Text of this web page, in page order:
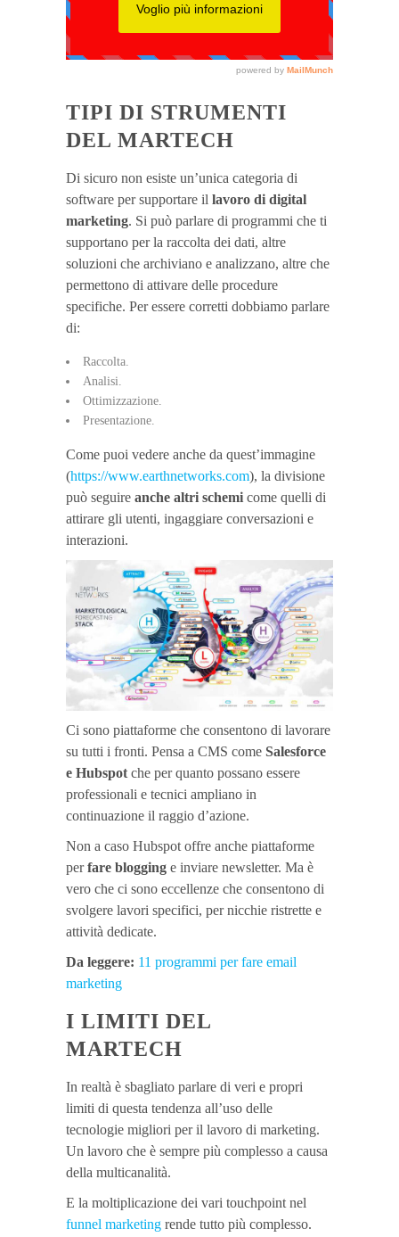
TIPI DI STRUMENTI
DEL MARTECH
Di sicuro non esiste un’unica categoria di
software per supportare il lavoro di digital
marketing. Si può parlare di programmi che ti
supportano per la raccolta dei dati, altre
soluzioni che archiviano e analizzano, altre che
permettono di attivare delle procedure
specifiche. Per essere corretti dobbiamo parlare
di:
Raccolta.
Analisi.
Ottimizzazione.
Presentazione.
Come puoi vedere anche da quest’immagine
(https://www.earthnetworks.com), la divisione
può seguire anche altri schemi come quelli di
attirare gli utenti, ingaggiare conversazioni e
interazioni.
Ci sono piattaforme che consentono di lavorare
su tutti i fronti. Pensa a CMS come Salesforce
e Hubspotche per quanto possano essere
professionali e tecnici ampliano in
continuazione il raggio d’azione.
Non a caso Hubspot offre anche piattaforme
perfare blogging e inviare newsletter. Ma è
vero che ci sono eccellenze che consentono di
svolgere lavori specifici, per nicchie ristrette e
attività dedicate.
Da leggere: 11 programmi per fare email
marketing
I LIMITI DEL
MARTECH
In realtà è sbagliato parlare di veri e propri
limiti di questa tendenza all’uso delle
tecnologie migliori per il lavoro di marketing.
Un lavoro che è sempre più complesso a causa
della multicanalità.
E la moltiplicazione dei vari touchpoint nel
funnel marketing rende tutto più complesso.